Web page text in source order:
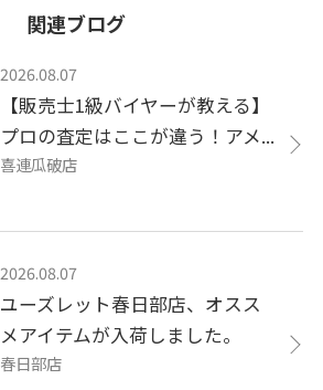
関連ブログ
2026.08.07
【販売士1級バイヤーが教える】
プロの査定はここが違う！アメ...
喜連瓜破店
2026.08.07
ユーズレット春日部店、オスス
メアイテムが入荷しました。
春日部店